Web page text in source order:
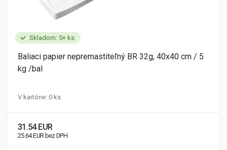
Skladom: 5+ ks
Baliaci papier nepremastiteľný BR 32g, 40x40 cm / 5
kg /bal
V kartóne: 0 ks
31.54 EUR
25.64 EUR bez DPH